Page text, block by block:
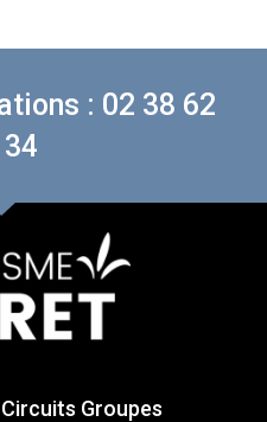
: 02 38 62
Circuits Groupes